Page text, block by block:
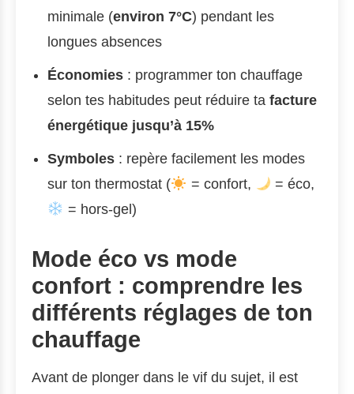
minimale (environ 7°C) pendant les
longues absences
Économies : programmer ton chauffage
selon tes habitudes peut réduire ta facture
énergétique jusqu’à 15%
Symboles : repère facilement les modes
sur ton thermostat (
= confort,
= éco,
= hors-gel)
Mode éco vs mode
confort : comprendre les
différents réglages de ton
chauffage
Avant de plonger dans le vif du sujet, il est